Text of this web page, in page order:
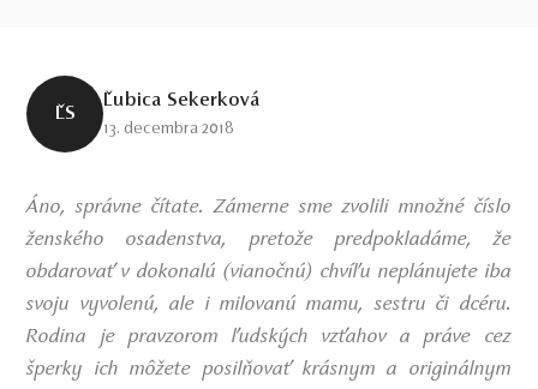
ĽS
Ľubica Sekerková
13. decembra 2018
Áno, správne čítate. Zámerne sme zvolili množné číslo
ženského osadenstva, pretože predpokladáme, že
obdarovať v dokonalú (vianočnú) chvíľu neplánujete iba
svoju vyvolenú, ale i milovanú mamu, sestru či dcéru.
Rodina je pravzorom ľudských vzťahov a práve cez
šperky ich môžete posilňovať krásnym a originálnym